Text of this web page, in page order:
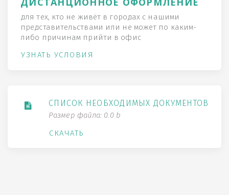
для тех, кто не живёт в городах с нашими
представительствами или не может по каким-
либо причинам прийти в офис
УЗНАТЬ УСЛОВИЯ
СПИСОК НЕОБХОДИМЫХ ДОКУМЕНТОВ
Размер файла: 0.0 b
СКАЧАТЬ